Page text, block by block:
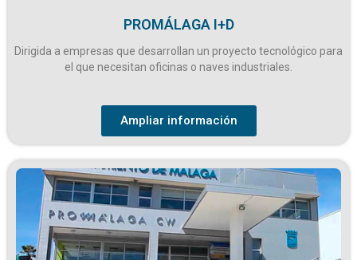
PROMÁLAGA I+D
Dirigida a empresas que desarrollan un proyecto tecnológico para
el que necesitan oficinas o naves industriales.
Ampliar información